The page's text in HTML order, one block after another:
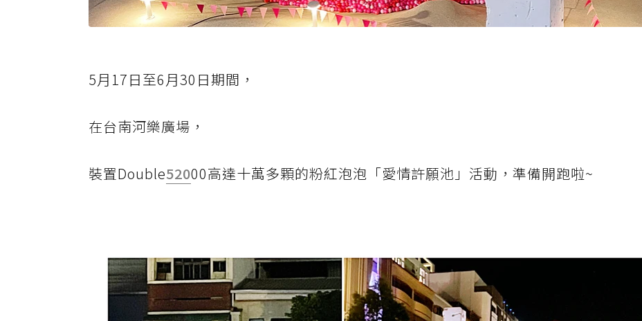
5月17日至6月30日期間，
在台南河樂廣場，
裝置Double52000高達十萬多顆的粉紅泡泡「愛情許願池」活動，準備開跑啦~